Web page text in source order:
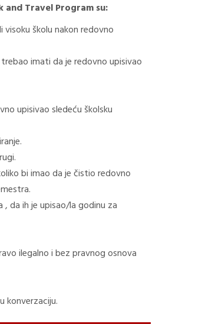
and Travel Program su:
školu nakon redovno
imati da je redovno upisivao
upisivao sledeću školsku
bi imao da je čistio redovno
da ih je upisao/la godinu za
ilegalno i bez pravnog osnova
konverzaciju.